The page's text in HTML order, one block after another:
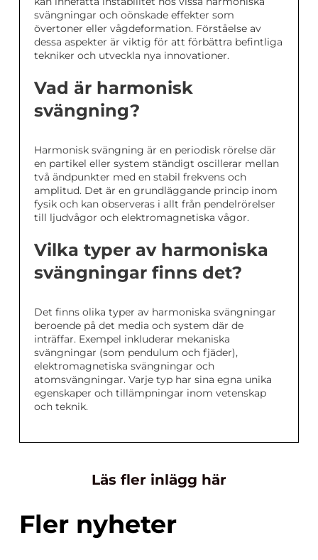
svängningar och oönskade effekter som
övertoner eller vågdeformation. Förståelse av
dessa aspekter är viktig för att förbättra befintliga
tekniker och utveckla nya innovationer.
Vad är harmonisk
svängning?
Harmonisk svängning är en periodisk rörelse där
en partikel eller system ständigt oscillerar mellan
två ändpunkter med en stabil frekvens och
amplitud. Det är en grundläggande princip inom
fysik och kan observeras i allt från pendelrörelser
till ljudvågor och elektromagnetiska vågor.
Vilka typer av harmoniska
svängningar finns det?
Det finns olika typer av harmoniska svängningar
beroende på det media och system där de
inträffar. Exempel inkluderar mekaniska
svängningar (som pendulum och fjäder),
elektromagnetiska svängningar och
atomsvängningar. Varje typ har sina egna unika
egenskaper och tillämpningar inom vetenskap
och teknik.
Läs fler inlägg här
Fler nyheter